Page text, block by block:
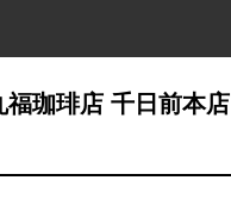
珈琲店 千日前本店